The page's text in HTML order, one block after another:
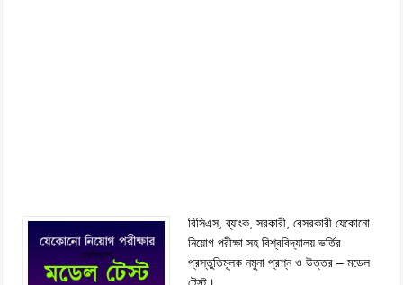
বিসিএস, ব্যাংক, সরকারী, বেসরকারী যেকোনো
নিয়োগ পরীক্ষা সহ বিশ্ববিদ্যালয় ভর্তির
প্রস্তুতিমূলক নমুনা প্রশ্ন ও উত্তর – মডেল